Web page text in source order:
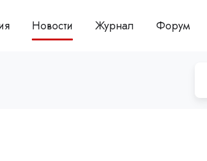
Новости Журнал Форум